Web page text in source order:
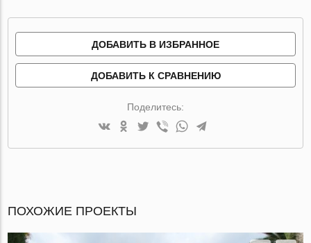
ДОБАВИТЬ В ИЗБРАННОЕ
ДОБАВИТЬ К СРАВНЕНИЮ
Поделитесь:
ПОХОЖИЕ ПРОЕКТЫ